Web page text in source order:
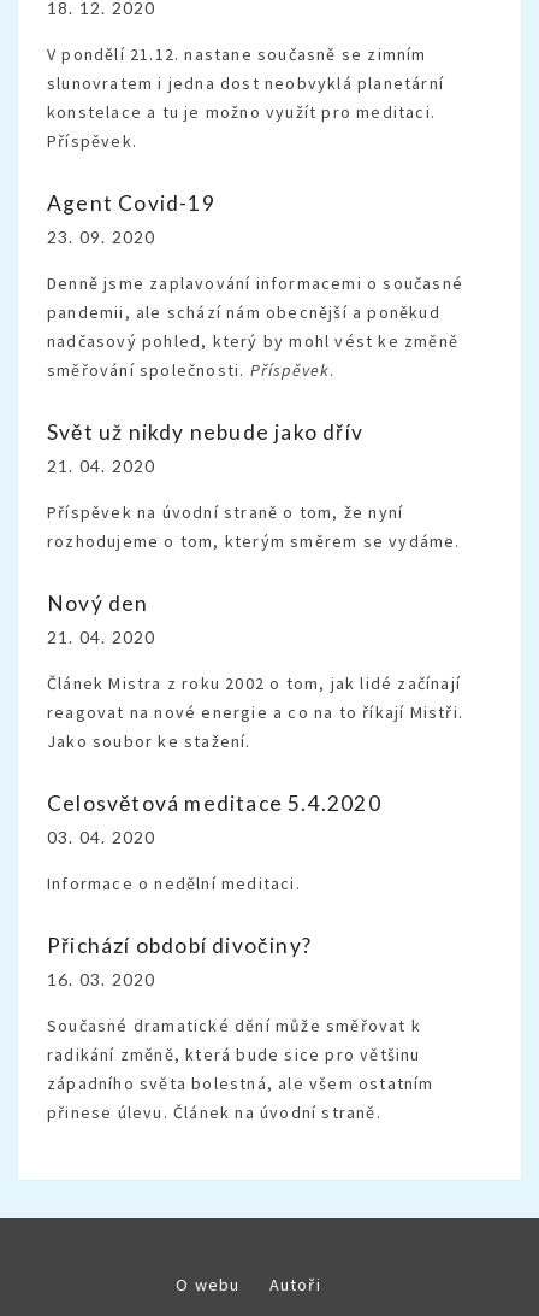
18. 12. 2020
V pondělí 21.12. nastane současně se zimním
slunovratem i jedna dost neobvyklá planetární
konstelace a tu je možno využít pro meditaci.
Příspěvek.
Agent Covid-19
23. 09. 2020
Denně jsme zaplavování informacemi o současné
pandemii, ale schází nám obecnější a poněkud
nadčasový pohled, který by mohl vést ke změně
směřování společnosti. Příspěvek.
Svět už nikdy nebude jako dřív
21. 04. 2020
Příspěvek na úvodní straně o tom, že nyní
rozhodujeme o tom, kterým směrem se vydáme.
Nový den
21. 04. 2020
Článek Mistra z roku 2002 o tom, jak lidé začínají
reagovat na nové energie a co na to říkají Mistři.
Jako soubor ke stažení.
Celosvětová meditace 5.4.2020
03. 04. 2020
Informace o nedělní meditaci.
Přichází období divočiny?
16. 03. 2020
Současné dramatické dění může směřovat k
radikání změně, která bude sice pro většinu
západního světa bolestná, ale všem ostatním
přinese úlevu. Článek na úvodní straně.
O webu Autoři